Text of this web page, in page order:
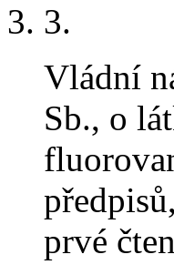
3.
Vládní
Sb., o
prvé